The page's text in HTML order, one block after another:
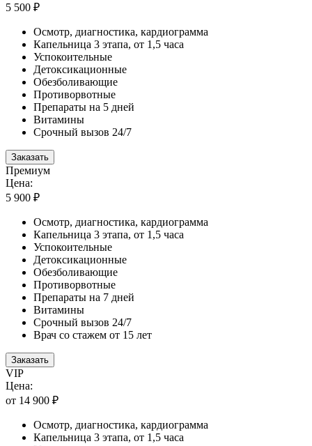
5 500 ₽
Осмотр, диагностика, кардиограмма
Капельница 3 этапа, от 1,5 часа
Успокоительные
Детоксикационные
Обезболивающие
Противорвотные
Препараты на 5 дней
Витамины
Срочный вызов 24/7
Заказать
Премиум
Цена:
5 900 ₽
Осмотр, диагностика, кардиограмма
Капельница 3 этапа, от 1,5 часа
Успокоительные
Детоксикационные
Обезболивающие
Противорвотные
Препараты на 7 дней
Витамины
Срочный вызов 24/7
Врач со стажем от 15 лет
Заказать
VIP
Цена:
от 14 900 ₽
Осмотр, диагностика, кардиограмма
Капельница 3 этапа, от 1,5 часа